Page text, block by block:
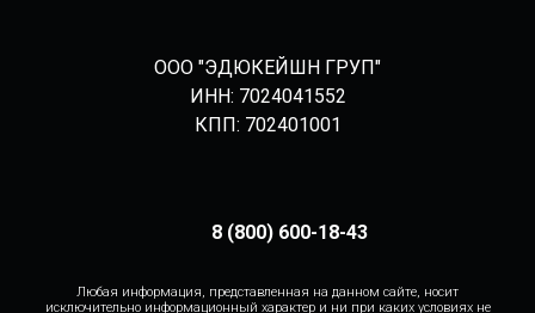
ООО "ЭДЮКЕЙШН ГРУП"
ИНН: 7024041552
КПП: 702401001
8 (800) 600-18-43
Любая информация, представленная на данном сайте, носит
исключительно информационный характер и ни при каких условиях не